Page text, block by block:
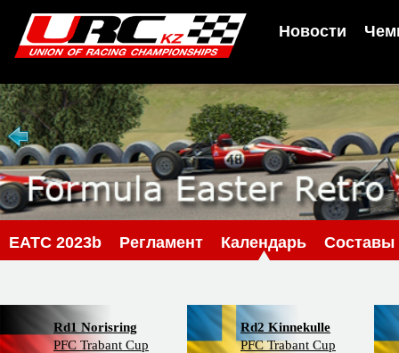
Новости
EATC 2023b Регламент Календарь Составы
Rd1 Norisring
PFC Trabant Cup
Rd2 Kinnekulle
PFC Trabant Cup